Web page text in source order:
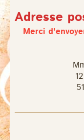
Adresse
Merci